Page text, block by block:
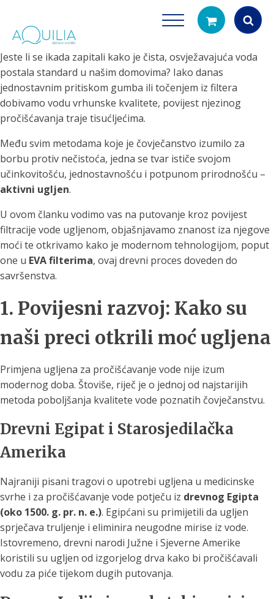
Products
search
Jeste li se ikada zapitali kako je čista, osvježavajuća voda
postala standard u našim domovima? Iako danas
jednostavnim pritiskom gumba ili točenjem iz filtera
dobivamo vodu vrhunske kvalitete, povijest njezinog
pročišćavanja traje tisućljećima.
Među svim metodama koje je čovječanstvo izumilo za
borbu protiv nečistoća, jedna se tvar ističe svojom
učinkovitošću, jednostavnošću i potpunom prirodnošću –
aktivni ugljen.
U ovom članku vodimo vas na putovanje kroz povijest
filtracije vode ugljenom, objašnjavamo znanost iza njegove
moći te otkrivamo kako je modernom tehnologijom, poput
one u EVA filterima, ovaj drevni proces doveden do
savršenstva.
1. Povijesni razvoj: Kako su
naši preci otkrili moć ugljena
Primjena ugljena za pročišćavanje vode nije izum
modernog doba. Štoviše, riječ je o jednoj od najstarijih
metoda poboljšanja kvalitete vode poznatih čovječanstvu.
Drevni Egipat i Starosjedilačka
Amerika
Najraniji pisani tragovi o upotrebi ugljena u medicinske
svrhe i za pročišćavanje vode potječu iz drevnog Egipta
(oko 1500. g. pr. n. e.). Egipćani su primijetili da ugljen
sprječava truljenje i eliminira neugodne mirise iz vode.
Istovremeno, drevni narodi Južne i Sjeverne Amerike
koristili su ugljen od izgorjelog drva kako bi pročišćavali
vodu za piće tijekom dugih putovanja.
Tuš glave
filtriranje vode za tuširanje
Potpuno prijenosno
čistu vodu za